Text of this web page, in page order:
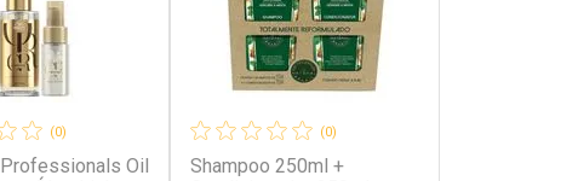
(0)
Oil
(0)
Shampoo 250ml +